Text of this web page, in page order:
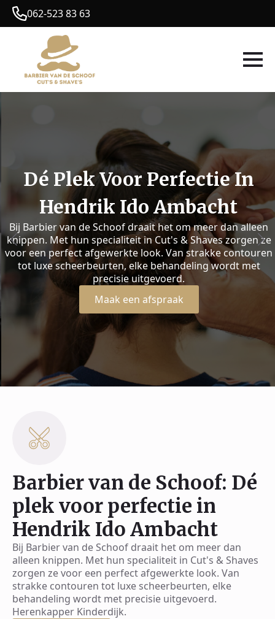
062-523 83 63
Dé Plek Voor Perfectie In
Hendrik Ido Ambacht
Bij Barbier van de Schoof draait het om meer dan alleen
knippen. Met hun specialiteit in Cut's & Shaves zorgen ze
voor een perfect afgewerkte look. Van strakke contouren
tot luxe scheerbeurten, elke behandeling wordt met
precisie uitgevoerd.
Maak een afspraak
Barbier van de Schoof: Dé
plek voor perfectie in
Hendrik Ido Ambacht
Bij Barbier van de Schoof draait het om meer dan
alleen knippen. Met hun specialiteit in Cut's & Shaves
zorgen ze voor een perfect afgewerkte look. Van
strakke contouren tot luxe scheerbeurten, elke
behandeling wordt met precisie uitgevoerd.
Herenkapper Kinderdijk.